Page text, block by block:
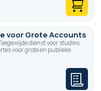
voor Grote Accounts
dienst voor studies,
voor grote en publieke